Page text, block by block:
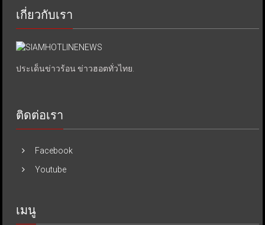
เกี่ยวกับเรา
ประเด็นข่าวร้อน ข่าวฮอตทั่วไทย.
ติดต่อเรา
Facebook
Youtube
เมนู